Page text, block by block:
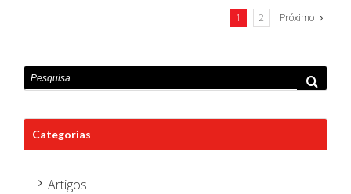
1 2 Próximo
Categorias
Artigos